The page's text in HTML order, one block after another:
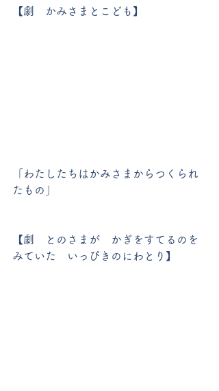
【劇　かみさまとこども】
「わたしたちはかみさまからつくられ
たもの」
【劇　とのさまが　かぎをすてるのを
みていた　いっぴきのにわとり】